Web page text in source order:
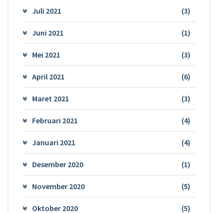
Juli 2021 (3)
Juni 2021 (1)
Mei 2021 (3)
April 2021 (6)
Maret 2021 (3)
Februari 2021 (4)
Januari 2021 (4)
Desember 2020 (1)
November 2020 (5)
Oktober 2020 (5)